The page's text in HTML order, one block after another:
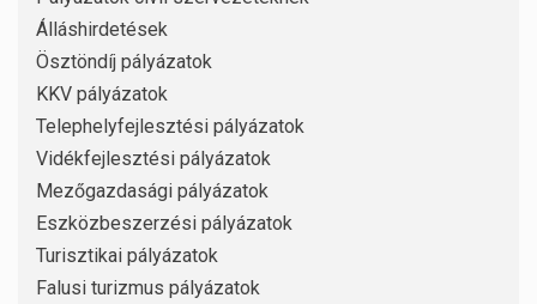
Álláshirdetések
Ösztöndíj pályázatok
KKV pályázatok
Telephelyfejlesztési pályázatok
Vidékfejlesztési pályázatok
Mezőgazdasági pályázatok
Eszközbeszerzési pályázatok
Turisztikai pályázatok
Falusi turizmus pályázatok